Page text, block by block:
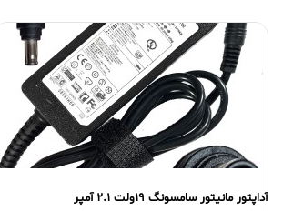
مانیتور سامسونگ 19ولت 2.1 آمپر